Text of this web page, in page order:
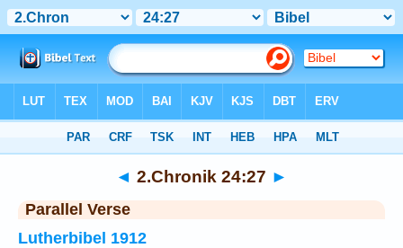
◄ 2.Chronik 24:27 ►
Parallel Verse
Lutherbibel 1912